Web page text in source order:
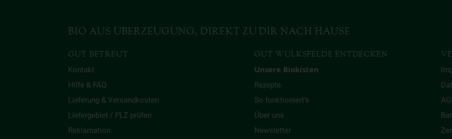
BIO AUS ÜBERZEUGUNG, DIREKT ZU DIR NACH HAUSE
GUT BETREUT
Kontakt
Hilfe & FAQ
Lieferung & Versandkosten
Liefergebiet / PLZ prüfen
Reklamation
GUT WULKSFELDE ENTDECKEN
Unsere Biokisten
Rezepte
So funktioniert’s
Über uns
Newsletter